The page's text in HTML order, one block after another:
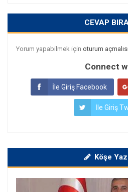
CEVAP
Yorum yapabilmek için oturum
Connect
İle Giriş Facebook
İle Giriş
Köşe